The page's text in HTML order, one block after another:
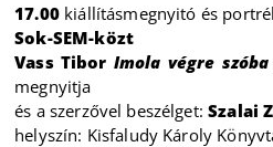
17.00kiállításmegnyitó és
Sok-SEM-közt
Vass Tibor Imola végre
megnyitja
és a szerzővel beszélget:Szalai
helyszín: Kisfaludy Károly